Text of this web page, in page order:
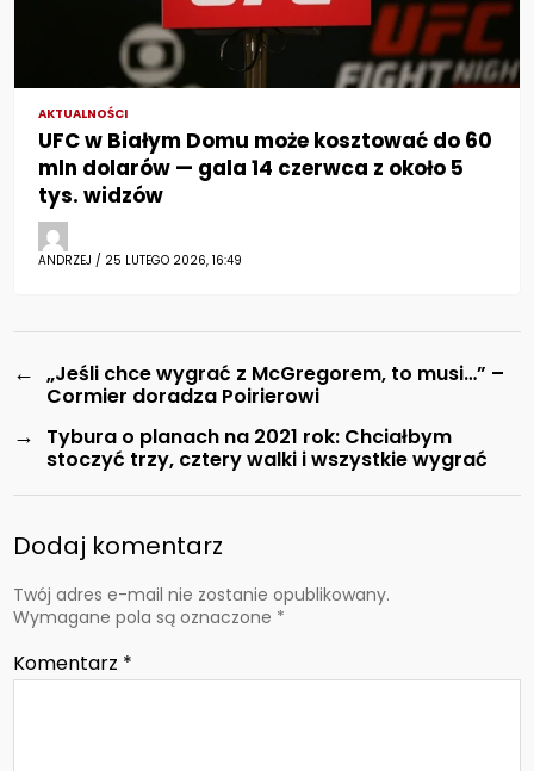
AKTUALNOŚCI
UFC w Białym Domu może kosztować do 60
mln dolarów — gala 14 czerwca z około 5
tys. widzów
ANDRZEJ / 25 LUTEGO 2026, 16:49
← „Jeśli chce wygrać z McGregorem, to musi…” –
Cormier doradza Poirierowi
→
Tybura o planach na 2021 rok: Chciałbym
stoczyć trzy, cztery walki i wszystkie wygrać
Dodaj komentarz
Twój adres e-mail nie zostanie opublikowany.
Wymagane pola są oznaczone *
Komentarz *